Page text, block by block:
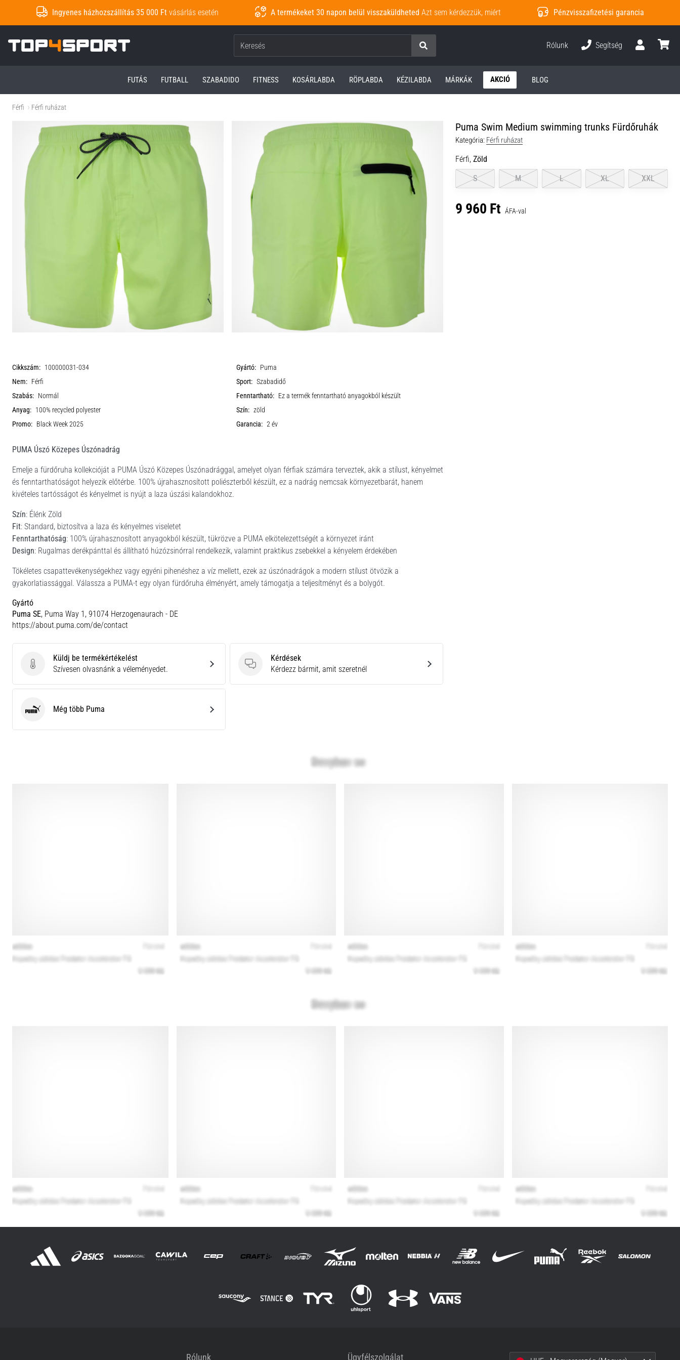
Ingyenes házhozszállítás 35 000 Ft vásárlás esetén A termékeket 30 napon belül visszaküldheted Azt sem kérdezzük, miért Pénzvisszafizetési garancia
Top4Sport.hu
Keresés
Rólunk
Segítség
FUTÁS FUTBALL SZABADIDO FITNESS KOSÁRLABDA RÖPLABDA KÉZILABDA MÁRKÁK AKCIÓ BLOG
Férfi Férfi ruházat
Puma Swim Medium swimming trunks Fürdőruhák
Kategória: Férfi ruházat
Férfi, Zöld
S
M L XL XXL
9 960 Ft ÁFA-val
Cikkszám: 100000031-034 Gyártó: Puma
Nem: Férfi Sport: Szabadidő
Szabás: Normál Fenntartható: Ez a termék fenntartható anyagokból készült
Anyag: 100% recycled polyester Szín: zöld
Promo: Black Week 2025 Garancia: 2 év
PUMA Úszó Közepes Úszónadrág
Emelje a fürdőruha kollekcióját a PUMA Úszó Közepes Úszónadrággal, amelyet olyan férfiak számára terveztek, akik a stílust, kényelmet
és fenntarthatóságot helyezik előtérbe. 100% újrahasznosított poliészterből készült, ez a nadrág nemcsak környezetbarát, hanem
kivételes tartósságot és kényelmet is nyújt a laza úszási kalandokhoz.
Szín: Élénk Zöld
Fit: Standard, biztosítva a laza és kényelmes viseletet
Fenntarthatóság: 100% újrahasznosított anyagokból készült, tükrözve a PUMA elkötelezettségét a környezet iránt
Design: Rugalmas derékpánttal és állítható húzózsinórral rendelkezik, valamint praktikus zsebekkel a kényelem érdekében
Tökéletes csapattevékenységekhez vagy egyéni pihenéshez a víz mellett, ezek az úszónadrágok a modern stílust ötvözik a
gyakorlatiassággal. Válassza a PUMA-t egy olyan fürdőruha élményért, amely támogatja a teljesítményt és a bolygót.
Gyártó
Puma SE, Puma Way 1, 91074 Herzogenaurach - DE
https://about.puma.com/de/contact
Küldj be termékértékelést
Küldj be termékértékelést
Szívesen olvasnánk a véleményedet.
Kérdések
Kérdések
Kérdezz bármit, amit szeretnél
Puma Még több Puma
Rólunk Ügyfélszolgálat